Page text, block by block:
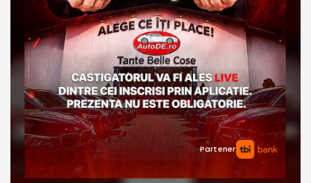
Partener